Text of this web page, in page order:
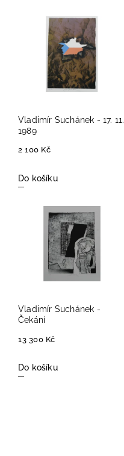
Vladimír Suchánek - 17. 11.
1989
2 100 Kč
Do košíku
Vladimír Suchánek -
Čekání
13 300 Kč
Do košíku